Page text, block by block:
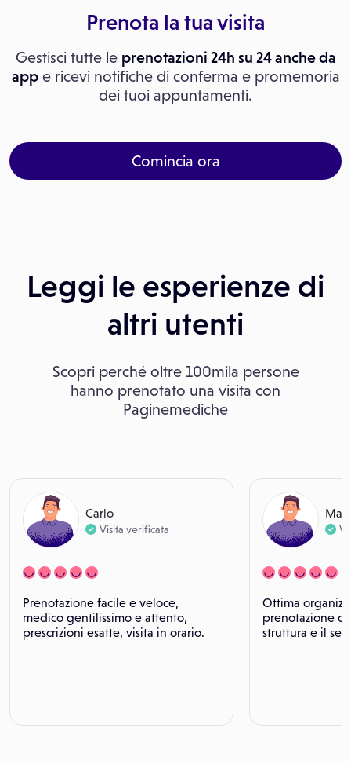
Prenota la tua visita
Gestisci tutte le prenotazioni 24h su 24 anche da
appe ricevi notifiche di conferma e promemoria
dei tuoi appuntamenti.
Comincia ora
Leggi le esperienze di
altri utenti
Scopri perché oltre 100mila persone
hanno prenotato una visita con
Paginemediche
Carlo
Visita verificata
Prenotazione facile e veloce,
medico gentilissimo e attento,
prescrizioni esatte, visita in orario.
Ottima
prenotazione
struttura e il